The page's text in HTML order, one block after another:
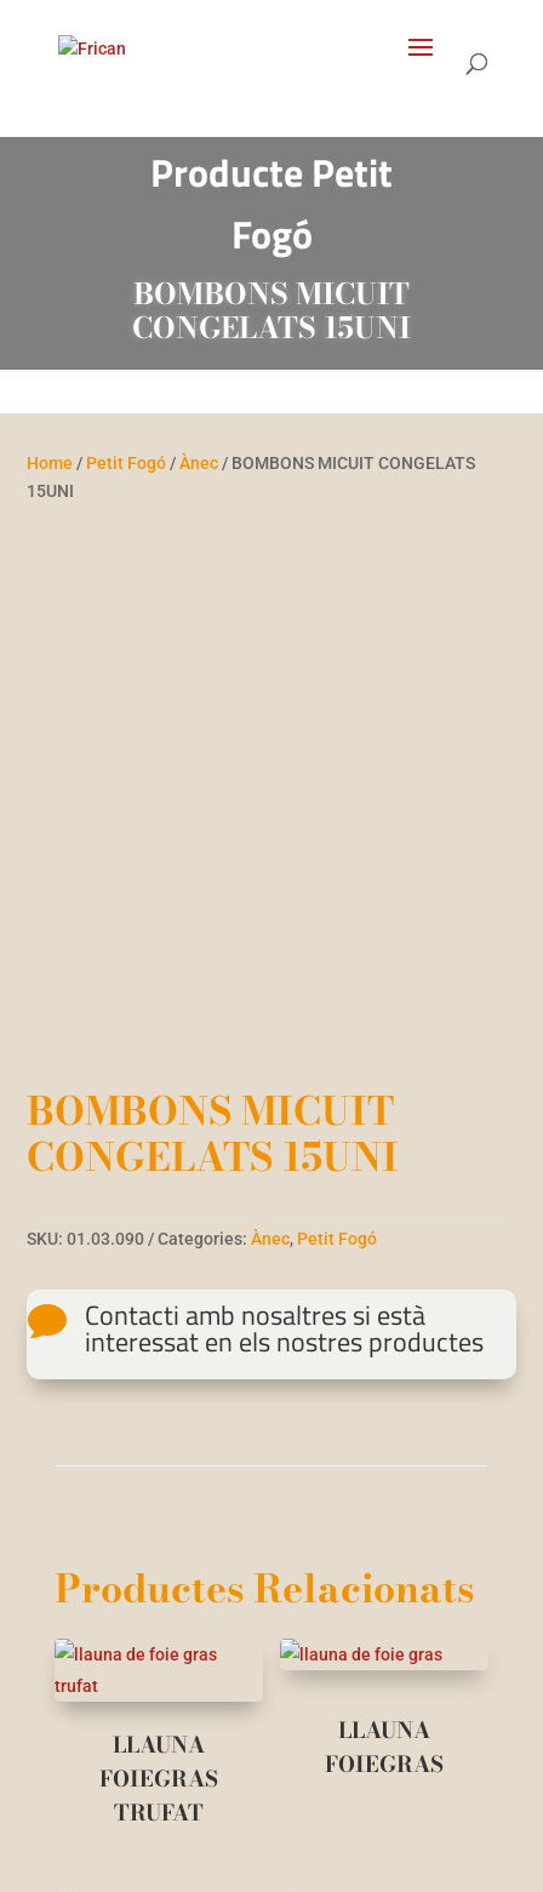
ProductePetit
Fogó
BOMBONS MICUIT
CONGELATS 15UNI
Home / Petit Fogó/Ànec/ BOMBONS MICUIT CONGELATS
15UNI
BOMBONS MICUIT
CONGELATS 15UNI
SKU:01.03.090 Categories:Ànec, Petit Fogó
 Contacti amb nosaltres si està
interessat en els nostres productes
Productes Relacionats
LLAUNA
FOIEGRAS
TRUFAT
LLAUNA
FOIEGRAS